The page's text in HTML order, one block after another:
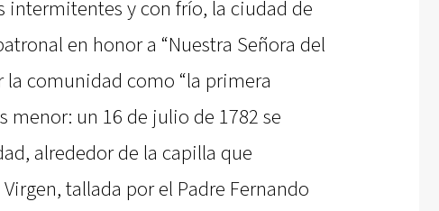
intermitentes y con frío, la ciudad de
en honor a “Nuestra Señora del
la comunidad como “la primera
menor: un 16 de julio de 1782 se
alrededor de la capilla que
tallada por el Padre Fernando